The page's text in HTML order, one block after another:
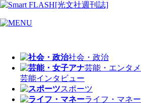
社会・政治
芸能・エンタメ
芸能インタビュー
スポーツ
ライフ・マネー